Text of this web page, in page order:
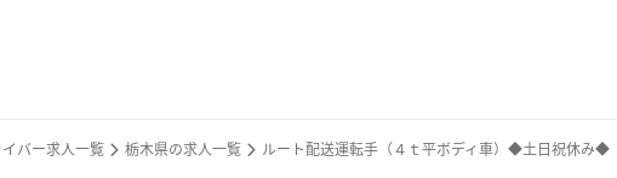
バー求人一覧 栃木県の求人一覧 ルート配送運転手（４ｔ平ボディ車）◆土日祝休み◆